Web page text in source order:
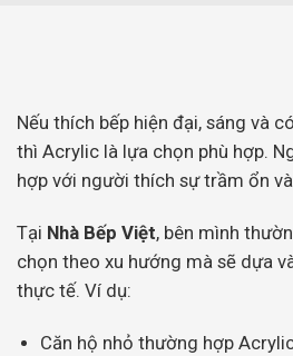
Nếu thích bếp hiện đại, sáng và
thì Acrylic là lựa chọn phù hợp.
hợp với người thích sự trầm ổn
Tại Nhà Bếp Việt, bên mình
chọn theo xu hướng mà sẽ dựa
thực tế. Ví dụ:
Căn hộ nhỏ thường hợp